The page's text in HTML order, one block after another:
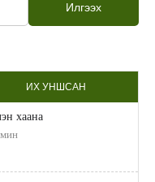
Илгээх
ИХ УНШСАН
хаана